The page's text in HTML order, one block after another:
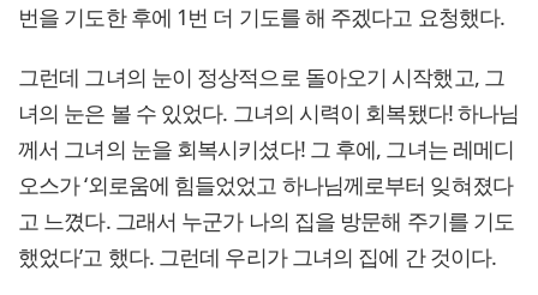
번을 기도한 후에 1번 더 기도를 해 주겠다고 요청했다.
그런데 그녀의 눈이 정상적으로 돌아오기 시작했고, 그
녀의 눈은 볼 수 있었다. 그녀의 시력이 회복됐다! 하나님
께서 그녀의 눈을 회복시키셨다! 그 후에, 그녀는 레메디
오스가 ‘외로움에 힘들었었고 하나님께로부터 잊혀졌다
고 느꼈다. 그래서 누군가 나의 집을 방문해 주기를 기도
했었다’고 했다. 그런데 우리가 그녀의 집에 간 것이다.